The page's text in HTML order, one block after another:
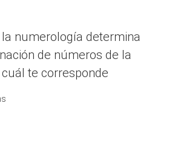
numerología determina
de números de la
te corresponde